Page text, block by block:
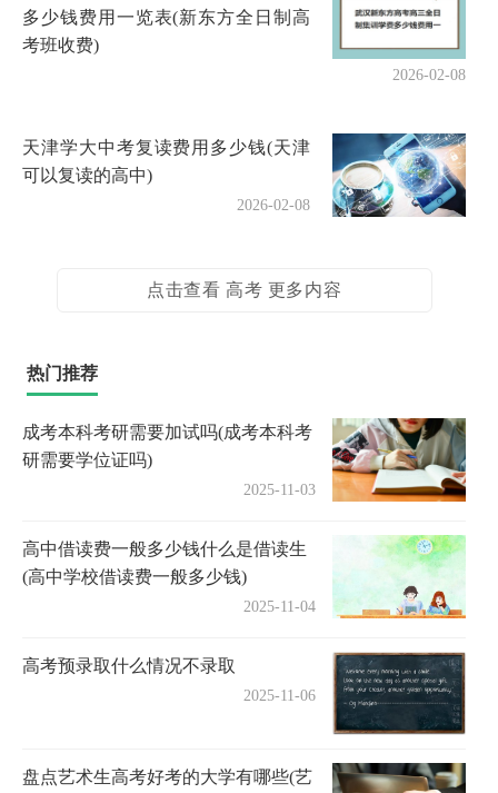
多少钱费用一览表(新东方全日制高
考班收费)
2026-02-08
天津学大中考复读费用多少钱(天津
可以复读的高中)
2026-02-08
点击查看 高考 更多内容
热门推荐
成考本科考研需要加试吗(成考本科考
研需要学位证吗)
2025-11-03
高中借读费一般多少钱什么是借读生
(高中学校借读费一般多少钱)
2025-11-04
高考预录取什么情况不录取
2025-11-06
盘点艺术生高考好考的大学有哪些(艺